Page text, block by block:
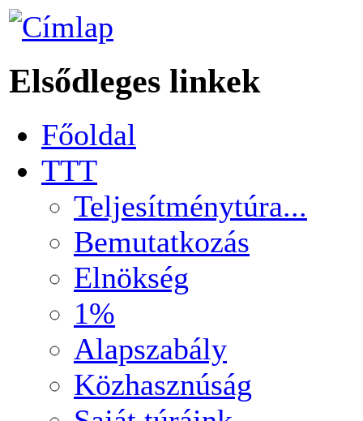
Elsődleges linkek
Főoldal
TTT
Teljesítménytúra...
Bemutatkozás
Elnökség
1%
Alapszabály
Közhasznúság